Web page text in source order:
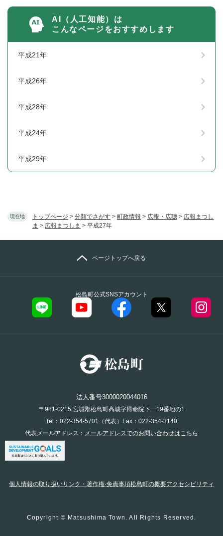
現在地 トップページ > 分類でさがす > 町政情報 > 広報・広聴 > 広報まつし
ま > 広報まつしま > 平成27年
AI（人工知能）は
こんなページをおすすめします
平成21年
平成26年
平成28年
平成24年
平成29年
松島町公式SNSアカウント
ページトップへ戻る
法人番号3000020044016
〒981-0215 宮城郡松島町高城字帰命院下一19番地の1
Tel：022-354-5701（代表）Fax：022-354-3140
代表メールアドレス： メールアドレスでのお問い合わせはこちら
個人情報の取り扱いリンク・著作権·免責事項松島町の概要アクセシビリティ
Copyright © Matsushima Town. All Rights Reserved.